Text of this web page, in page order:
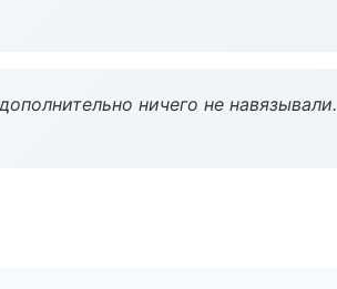
ничего не навязывали.